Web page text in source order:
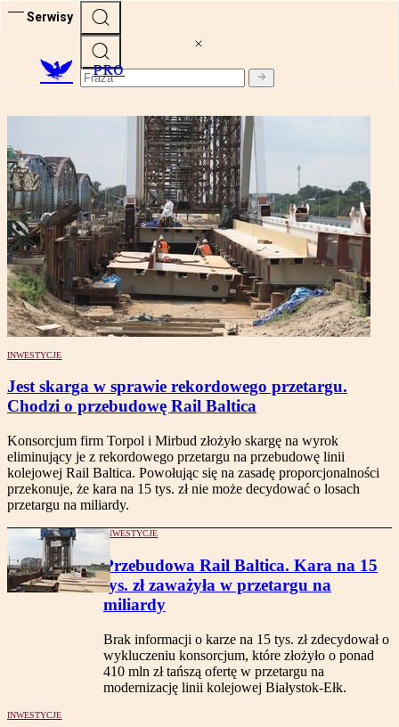
Serwisy
PRO
INWESTYCJE
Jest skarga w sprawie rekordowego przetargu.
Chodzi o przebudowę Rail Baltica
Konsorcjum firm Torpol i Mirbud złożyło skargę na wyrok
eliminujący je z rekordowego przetargu na przebudowę linii
kolejowej Rail Baltica. Powołując się na zasadę proporcjonalności
przekonuje, że kara na 15 tys. zł nie może decydować o losach
przetargu na miliardy.
INWESTYCJE
Przebudowa Rail Baltica. Kara na 15
tys. zł zaważyła w przetargu na
miliardy
Brak informacji o karze na 15 tys. zł zdecydował o
wykluczeniu konsorcjum, które złożyło o ponad
410 mln zł tańszą ofertę w przetargu na
modernizację linii kolejowej Białystok-Ełk.
INWESTYCJE